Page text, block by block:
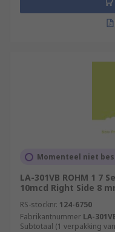
Momenteel niet
LA-301VB ROHM 1 7
10mcd Right Side 8
RS-stocknr. 124-6750
Fabrikantnummer LA-
Subtotaal (1 verpakking